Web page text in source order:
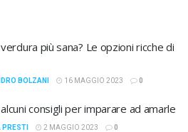
più sana? Le opzioni ricche di
BOLZANI 16 MAGGIO 2023 0
consigli per imparare ad amarle
PRESTI 2 MAGGIO 2023 0